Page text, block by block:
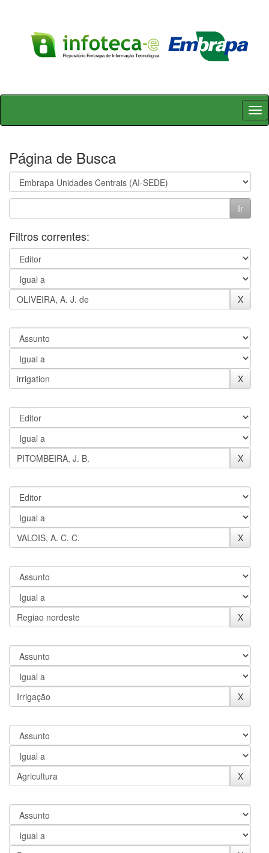
Skip
Página de Busca
Filtros correntes: